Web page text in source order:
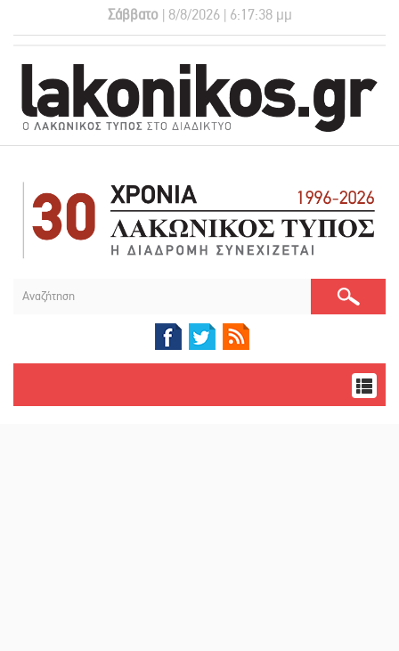
Σάββατο| 8/8/2026 | 6:17:38 μμ